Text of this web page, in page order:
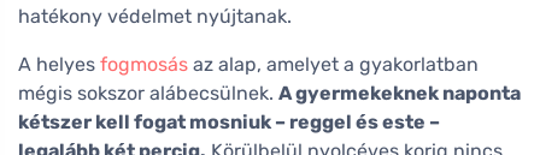
hatékony védelmet nyújtanak.
A helyes fogmosás az alap, amelyet a gyakorlatban
mégis sokszor alábecsülnek. A gyermekeknek naponta
kétszer kell fogat mosniuk – reggel és este –